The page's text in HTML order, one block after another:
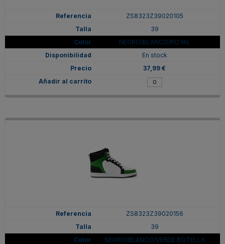
ZS8323Z39020105
39
NEGRO/BLANCO/ROYAL
En stock
37,99 €
ZS8323Z39020156
39
NEGRO/BLANCO/VERDE BOTELLA